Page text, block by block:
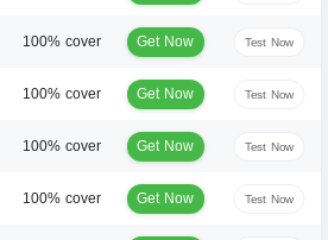
100% cover Get Now Test Now
100% cover Get Now Test Now
100% cover Get Now Test Now
100% cover Get Now Test Now